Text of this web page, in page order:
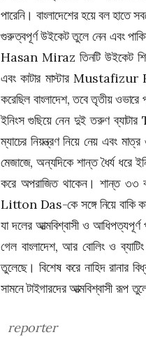
পারেনি। বাংলাদেশের হয়ে বল হাতে
গুরুত্বপূর্ণ উইকেট তুলে নেন এবং
Hasan Miraz তিনটি উইকেট
এবং কাটার মাস্টারMustafizur
করেছিল বাংলাদেশ, তবে তৃতীয়
ইনিংস গুছিয়ে নেন দুই তরুণ ব্যাটার
ম্যাচের নিয়ন্ত্রণ নিয়ে নেয় এবং
মেজাজে, অন্যদিকে শান্ত ধৈর্য ধরে
করে অপরাজিত থাকেন। শান্ত ৩৩
Litton Das-কে সঙ্গে নিয়ে
যা দলের আত্মবিশ্বাসী ও
গেল বাংলাদেশ, আর বোলিং ও
তুলেছে। বিশেষ করে নাহিদ রানার
সামনে টাইগারদের আত্মবিশ্বাসী রূপ
reporter